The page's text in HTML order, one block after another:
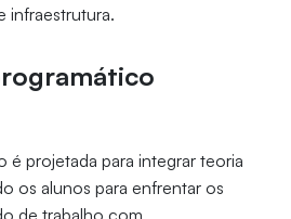
infraestrutura.
é projetada para integrar teoria
os alunos para enfrentar os